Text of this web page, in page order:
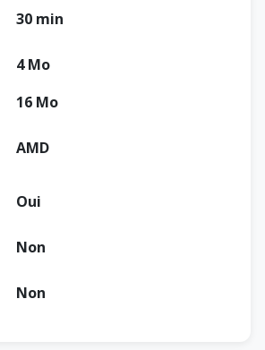
30 min
4 Mo
16 Mo
AMD
Oui
Non
Non